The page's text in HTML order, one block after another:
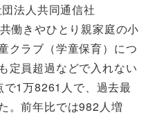
法人共同通信社
働きやひとり親家庭の小
クラブ（学童保育）につ
定員超過などで入れない
1万8261人で、過去最
。前年比では982人増